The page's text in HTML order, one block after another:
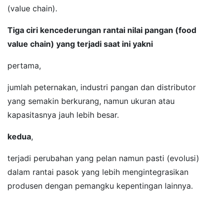
(value chain).
Tiga ciri kencederungan rantai nilai pangan (food
value chain) yang terjadi saat ini yakni
pertama,
jumlah peternakan, industri pangan dan distributor
yang semakin berkurang, namun ukuran atau
kapasitasnya jauh lebih besar.
kedua,
terjadi perubahan yang pelan namun pasti (evolusi)
dalam rantai pasok yang lebih mengintegrasikan
produsen dengan pemangku kepentingan lainnya.